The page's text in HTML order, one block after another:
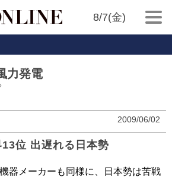
8/7(金)
力発電
2009/06/02
位 出遅れる日本勢
器メーカーも同様に、日本勢は苦戦